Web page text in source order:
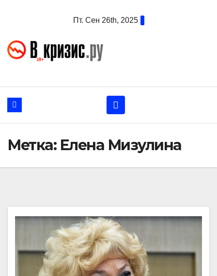
Пт. Сен 26th, 2025
Метка: Елена Мизулина